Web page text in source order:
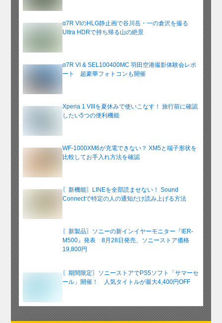
α7R VIのHLG静止画で谷川岳・一の倉沢を撮る
Ultra HDRで持ち帰る山の絶景
α7R VI & SEL100400MC 羽田空港撮影体験会レポ
ート 超豪華フォトコンも開催
Xperia 1 VIIIを夏休みで使いこなす！ 旅行前に確認
したい5つの便利機能
WF-1000XM6が充電できない？ XM5と端子形状を
比較してお手入れ方法を確認
〖新機能〗LINEを全部読ませない！ Sound
Connectで特定の人の通知だけ読み上げる方法
〖新製品〗ソニーの新インイヤーモニター『IER-
M500』発表 8月28日発売、ソニーストア価格
19,800円
〖期間限定〗ソニーストアでPS5ソフト「サマーセ
ール」開催！ 人気タイトルが最大4,400円OFF